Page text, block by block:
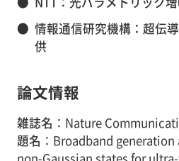
● 情報通信研究機構：超伝
供
論文情報
雑誌名 ：Nature
題名 ：Broadband